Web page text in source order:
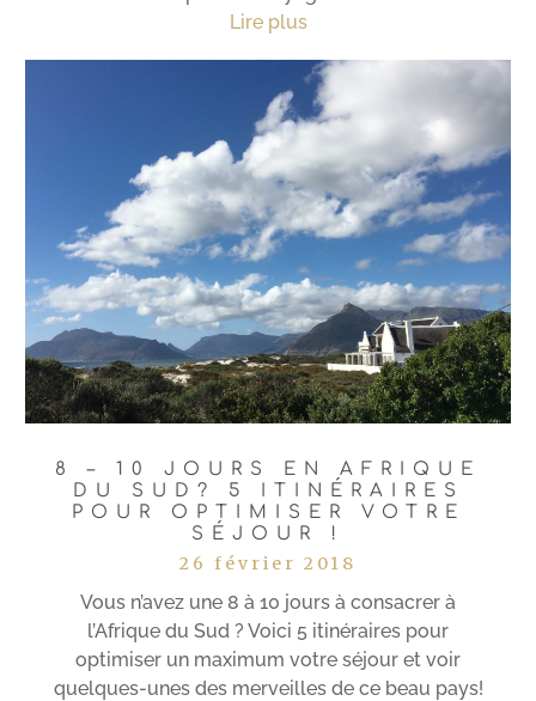
Lire plus
8 – 10 JOURS EN AFRIQUE
DU SUD? 5 ITINÉRAIRES
POUR OPTIMISER VOTRE
SÉJOUR !
26 février 2018
Vous n’avez une 8 à 10 jours à consacrer à
l’Afrique du Sud ? Voici 5 itinéraires pour
optimiser un maximum votre séjour et voir
quelques-unes des merveilles de ce beau pays!